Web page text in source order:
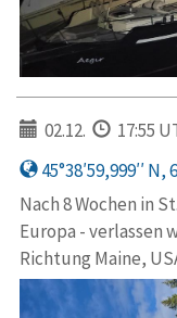
02.12.
17:55
45°38′59,999′′ N,
Nach 8 Wochen in
Europa - verlassen
Richtung Maine,